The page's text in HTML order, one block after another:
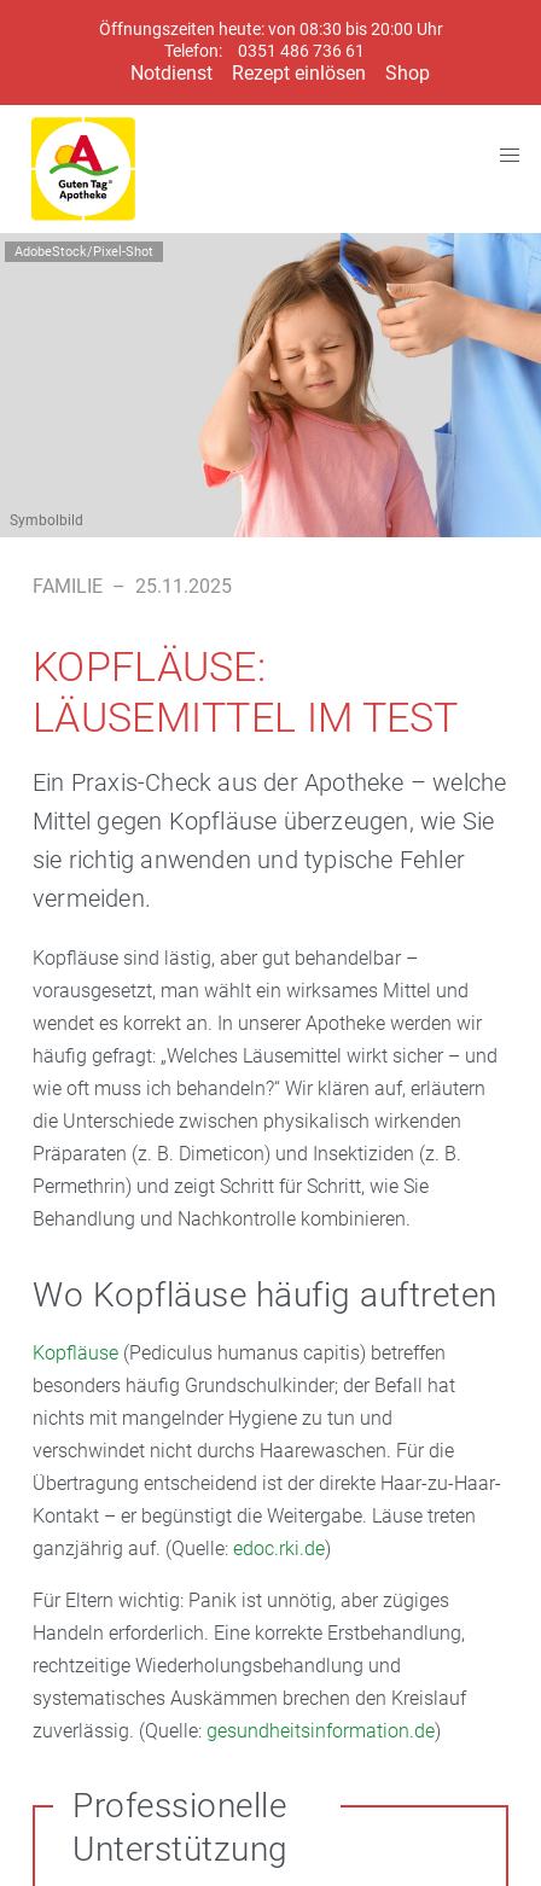
Öffnungszeiten heute: von 08:30 bis 20:00 Uhr
Telefon:
0351 486 736 61
Notdienst Rezept einlösen Shop
AdobeStock/Pixel-Shot
Symbolbild
FAMILIE – 25.11.2025
KOPFLÄUSE:
LÄUSEMITTEL IM TEST
Ein Praxis-Check aus der Apotheke – welche
Mittel gegen Kopfläuse überzeugen, wie Sie
sie richtig anwenden und typische Fehler
vermeiden.
Kopfläuse sind lästig, aber gut behandelbar –
vorausgesetzt, man wählt ein wirksames Mittel und
wendet es korrekt an. In unserer Apotheke werden wir
häufig gefragt: „Welches Läusemittel wirkt sicher – und
wie oft muss ich behandeln?“ Wir klären auf, erläutern
die Unterschiede zwischen physikalisch wirkenden
Präparaten (z. B. Dimeticon) und Insektiziden (z. B.
Permethrin) und zeigt Schritt für Schritt, wie Sie
Behandlung und Nachkontrolle kombinieren.
Wo Kopfläuse häufig auftreten
Kopfläuse (Pediculus humanus capitis) betreffen
besonders häufig Grundschulkinder; der Befall hat
nichts mit mangelnder Hygiene zu tun und
verschwindet nicht durchs Haarewaschen. Für die
Übertragung entscheidend ist der direkte Haar-zu-Haar-
Kontakt – er begünstigt die Weitergabe. Läuse treten
ganzjährig auf. (Quelle: edoc.rki.de)
Für Eltern wichtig: Panik ist unnötig, aber zügiges
Handeln erforderlich. Eine korrekte Erstbehandlung,
rechtzeitige Wiederholungsbehandlung und
systematisches Auskämmen brechen den Kreislauf
zuverlässig. (Quelle: gesundheitsinformation.de)
Professionelle
Unterstützung